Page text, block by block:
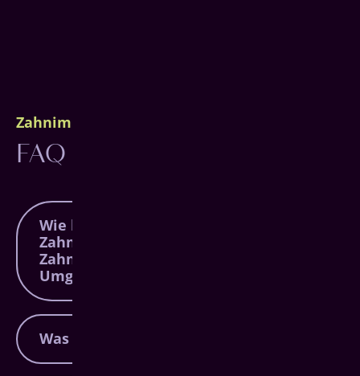
Zahnimplantate Haiger
FAQ
Wie lange dauert eine
Zahnimplantat-Behandlung beim
Zahnarzt in Haiger und
Umgebung?
Die Dauer einer Behandlung für
Zahnimplantate in Haiger hängt von
mehreren Faktoren ab – darunter
Was kosten Zahnimplantate?